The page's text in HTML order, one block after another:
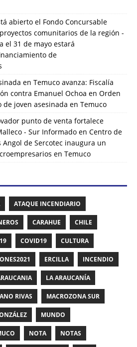
abierto el Fondo Concursable
comunitarios de la región -
el 31 de mayo estará
de
en Temuco avanza: Fiscalía
contra Emanuel Ochoa en Orden
joven asesinada en Temuco
punto de venta fortalece
- Sur Informado en Centro de
Angol de Sercotec inaugura un
en Temuco
ATAQUE INCENDIARIO
CARAHUE CHILE
COVID19 CULTURA
ERCILLA INCENDIO
LA ARAUCANÍA
RIVAS MACROZONA SUR
MUNDO
NOTA NOTAS